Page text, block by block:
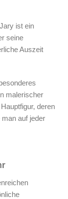
ist ein
seine
Auszeit
malerischer
deren
auf jeder